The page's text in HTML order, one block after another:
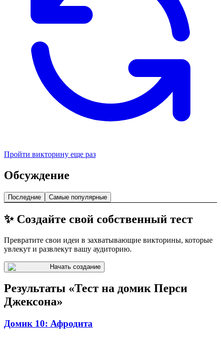
Пройти викторину еще раз
Обсуждение
Последние Самые популярные
✨ Создайте свой собственный тест
Превратите свои идеи в захватывающие викторины, которые
увлекут и развлекут вашу аудиторию.
Начать создание
Результаты «Тест на домик Перси
Джексона»
Домик 10: Афродита